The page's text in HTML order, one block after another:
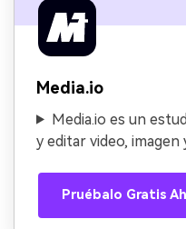
Media.io
Media.io es un
y editar video, imagen
Pruébalo Gratis